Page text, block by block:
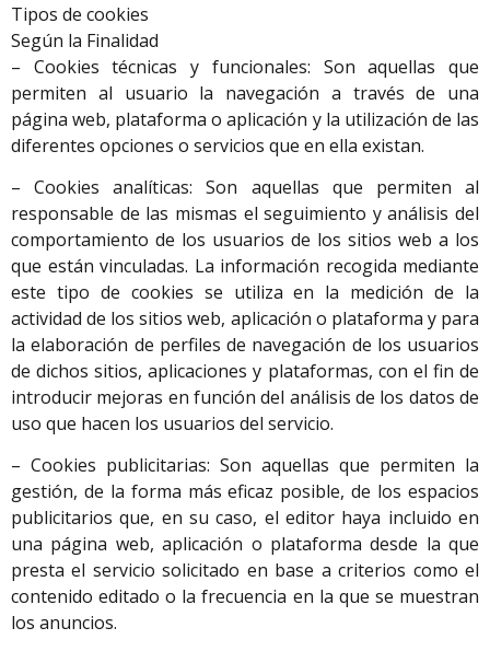
Tipos de cookies
Según la Finalidad
– Cookies técnicas y funcionales: Son aquellas que
permiten al usuario la navegación a través de una
página web, plataforma o aplicación y la utilización de las
diferentes opciones o servicios que en ella existan.
– Cookies analíticas: Son aquellas que permiten al
responsable de las mismas el seguimiento y análisis del
comportamiento de los usuarios de los sitios web a los
que están vinculadas. La información recogida mediante
este tipo de cookies se utiliza en la medición de la
actividad de los sitios web, aplicación o plataforma y para
la elaboración de perfiles de navegación de los usuarios
de dichos sitios, aplicaciones y plataformas, con el fin de
introducir mejoras en función del análisis de los datos de
uso que hacen los usuarios del servicio.
– Cookies publicitarias: Son aquellas que permiten la
gestión, de la forma más eficaz posible, de los espacios
publicitarios que, en su caso, el editor haya incluido en
una página web, aplicación o plataforma desde la que
presta el servicio solicitado en base a criterios como el
contenido editado o la frecuencia en la que se muestran
los anuncios.